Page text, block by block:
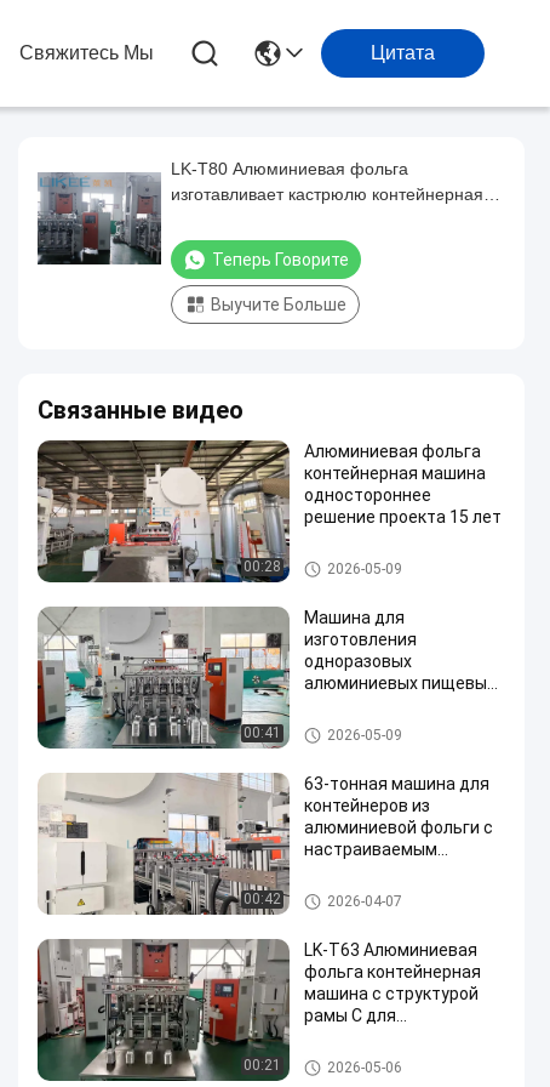
Свяжитесь Мы Цитата
LK-T80 Алюминиевая фольга
изготавливает кастрюлю контейнерная
Теперь Говорите
Выучите Больше
Связанные видео
00:28
Алюминиевая фольга
контейнерная машина
одностороннее
решение проекта 15 лет
Машина контейнера алюмин
иевой фольги
2026-05-09
00:41
Машина для
изготовления
одноразовых
алюминиевых пищевых
формой на 3 гнезда и
35-70 ходов в минуту в
Алюминиевая пищевая конт
ейнерная машина
2026-05-09
00:42
63-тонная машина для
контейнеров из
алюминиевой фольги с
настраиваемым
заменой форм для
настраиваемых форм
Машина контейнера алюмин
иевой фольги
2026-04-07
00:21
LK-T63 Алюминиевая
фольга контейнерная
машина с структурой
рамы C для
полости
Машина контейнера алюмин
иевой фольги
2026-05-06